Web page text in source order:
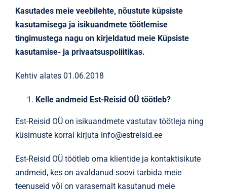
Kasutades meie veebilehte, nõustute küpsiste
kasutamisega ja isikuandmete töötlemise
tingimustega nagu on kirjeldatud meie Küpsiste
kasutamise- ja privaatsuspoliitikas.
Kehtiv alates 01.06.2018
Kelle andmeid Est-Reisid OÜ töötleb?
Est-Reisid OÜ on isikuandmete vastutav töötleja ning
küsimuste korral kirjuta info@estreisid.ee
Est-Reisid OÜ töötleb oma klientide ja kontaktisikute
andmeid, kes on avaldanud soovi tarbida meie
teenuseid või on varasemalt kasutanud meie